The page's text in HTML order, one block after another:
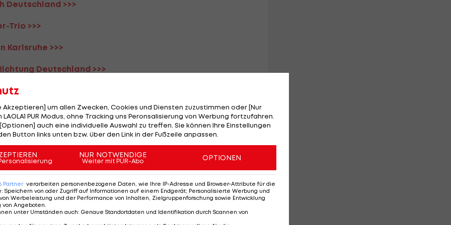
Deutschland >>>
Trio >>>
Karlsruhe >>>
Deutschland >>>
SK Rapid weiter? >>>
>>>
>>>
Abwehr-Juwel aus >>>
>>>
Akzeptieren] um allen Zwecken, Cookies und Diensten zuzustimmen oder [Nur
PUR Modus, ohne Tracking uns Peronsalisierung von Werbung fortzufahren.
auch eine individuelle Auswahl zu treffen. Sie können Ihre Einstellungen
Button links unten bzw. über den Link in der Fußzeile anpassen.
NUR NOTWENDIGE
Weiter mit PUR-Abo OPTIONEN
Partner verarbeiten personenbezogene Daten, wie Ihre IP-Adresse und Browser-Attribute für die
: Speichern von oder Zugriff auf Informationen auf einem Endgerät; Personalisierte Werbung und
Werbeleistung und der Performance von Inhalten, Zielgruppenforschung sowie Entwicklung
von Angeboten.
unter Umständen auch: Genaue Standortdaten und Identifikation durch Scannen von